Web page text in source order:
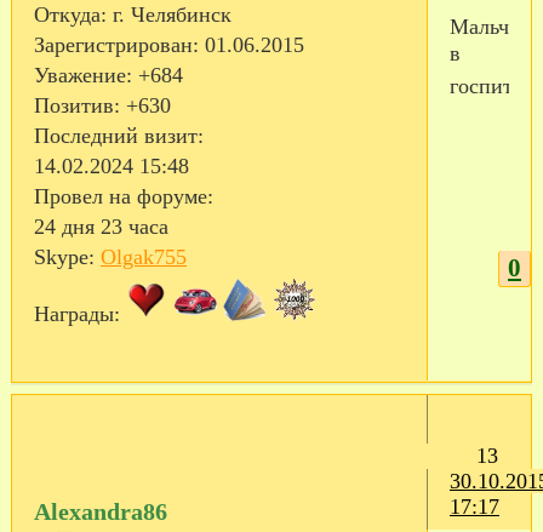
Откуда: г. Челябинск
Зарегистрирован: 01.06.2015
Уважение: +684
Позитив: +630
Последний визит:
14.02.2024 15:48
Провел на форуме:
24 дня 23 часа
Skype: Olgak755
Награды:
Мальчишки
в
госпитале
0
13
17:17
Alexandra86